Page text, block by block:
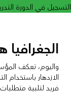
التسجيل في الدورة
واليوم، تعكف
الازدهار باستخدام
فريد لتلبية